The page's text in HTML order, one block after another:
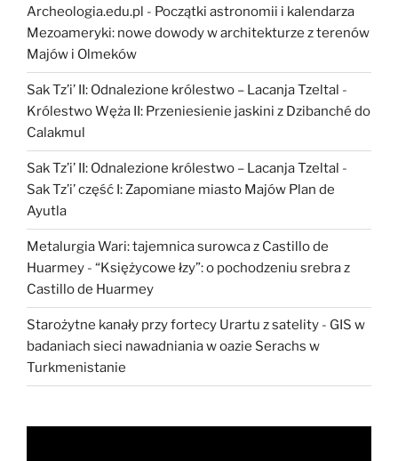
Archeologia.edu.pl - Początki astronomii i kalendarza
Mezoameryki: nowe dowody w architekturze z terenów
Majów i Olmeków
Sak Tz’i’ II: Odnalezione królestwo – Lacanja Tzeltal -
Królestwo Węża II: Przeniesienie jaskini z Dzibanché do
Calakmul
Sak Tz’i’ II: Odnalezione królestwo – Lacanja Tzeltal -
Sak Tz’i’ część I: Zapomiane miasto Majów Plan de
Ayutla
Metalurgia Wari: tajemnica surowca z Castillo de
Huarmey - “Księżycowe łzy”: o pochodzeniu srebra z
Castillo de Huarmey
Starożytne kanały przy fortecy Urartu z satelity - GIS w
badaniach sieci nawadniania w oazie Serachs w
Turkmenistanie